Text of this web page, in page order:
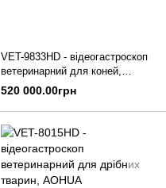
VET-9833HD - відеогастроскоп
ветеринарний для коней,
AOHUA
520 000.00грн